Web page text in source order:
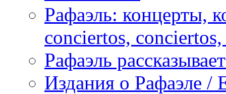
Рафаэль: концерты,
conciertos,
Рафаэль
Издания о Рафаэле /